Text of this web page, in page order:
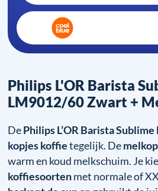
Philips L'OR Barista
LM9012/60 Zwart +
DePhilips L’OR Barista
kopjes koffietegelijk. De
warm en koud melkschuim. Je
koffiesoortenmet normale of